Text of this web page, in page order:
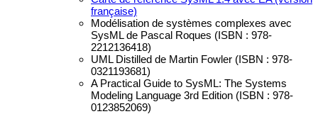
française)
Modélisation de systèmes complexes avec
SysML de Pascal Roques (ISBN : 978-
2212136418)
UML Distilled de Martin Fowler (ISBN : 978-
0321193681)
A Practical Guide to SysML: The Systems
Modeling Language 3rd Edition (ISBN : 978-
0123852069)